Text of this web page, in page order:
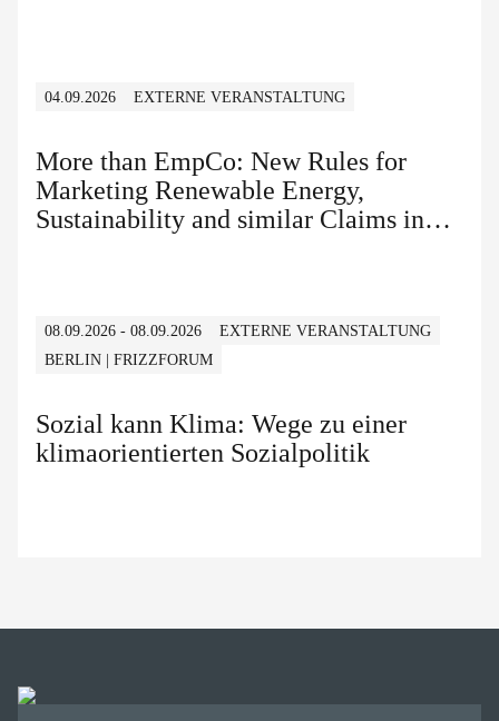
04.09.2026 EXTERNE VERANSTALTUNG
More than EmpCo: New Rules for
Marketing Renewable Energy,
Sustainability and similar Claims in
08.09.2026 - 08.09.2026
EXTERNE VERANSTALTUNG
BERLIN | FRIZZFORUM
Sozial kann Klima: Wege zu einer
klimaorientierten Sozialpolitik